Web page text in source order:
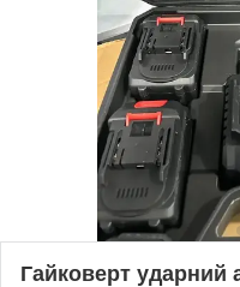
Гайковерт ударний